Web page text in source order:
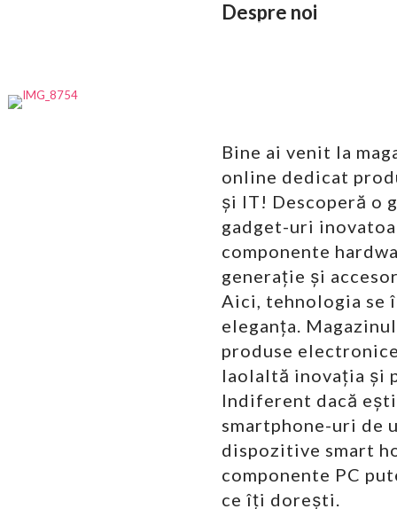
Despre noi
Bine ai venit la
online dedicat
și IT! Descoperă o
gadget-uri
componente
generație și
Aici, tehnologia se
eleganța.
produse
laolaltă inovația și
Indiferent dacă
smartphone-uri de
dispozitive smart
componente PC
ce îți dorești.